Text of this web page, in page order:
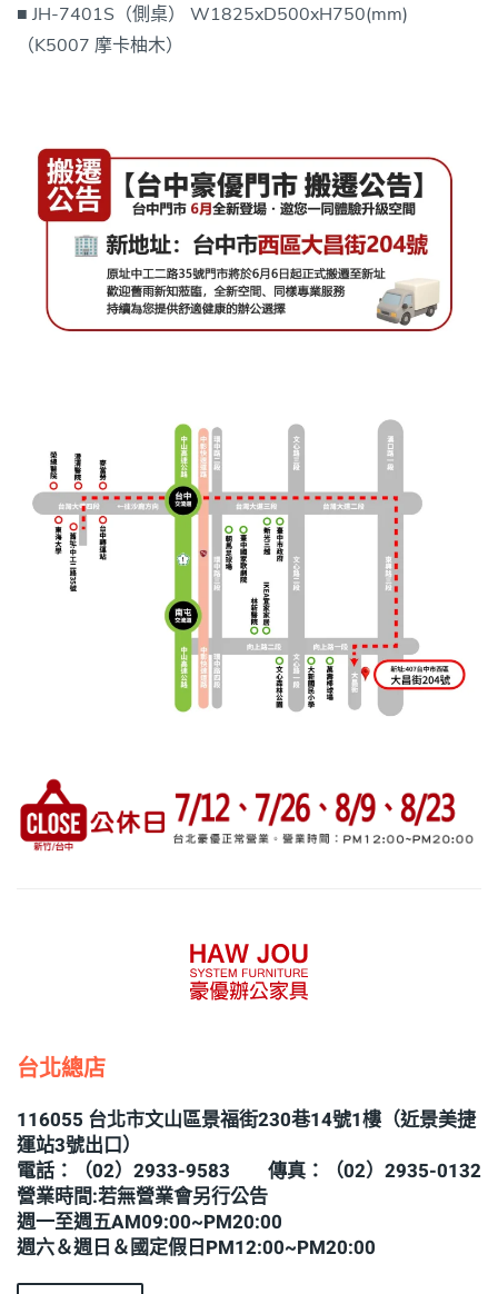
■ JH-7401S（側桌） W1825xD500xH750(mm)
（K5007 摩卡柚木）
台北總店
116055 台北市文山區景福街230巷14號1樓（近景美捷
運站3號出口）
電話：（02）2933-9583 傳真：（02）2935-0132
營業時間:若無營業會另行公告
週一至週五AM09:00~PM20:00
週六＆週日＆國定假日PM12:00~PM20:00